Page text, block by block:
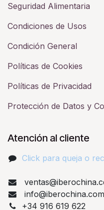
Seguridad Alimentaria
Condiciones de Usos
Condición General
Políticas de Cookies
Políticas de Privacidad
Protección de Datos y
Atención al cliente
Click para queja o
info@iberochina.com
+34 916 619 622